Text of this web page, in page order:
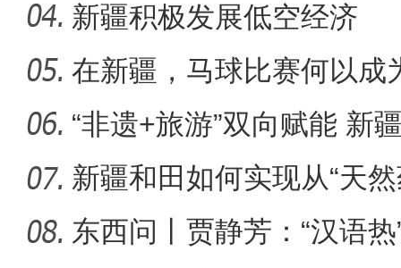
十年·数说 经济
新疆积极发展低空经济
在新疆，马球比赛何以成
“非遗+旅游”双向赋能 新
圈
新疆和田如何实现从“天
乡”
东西问丨贾静芳：“汉语